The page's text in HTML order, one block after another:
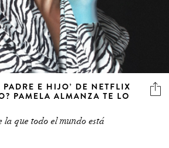
PADRE E HIJO’ DE NETFLIX
PAMELA ALMANZA TE LO
la que todo el mundo está